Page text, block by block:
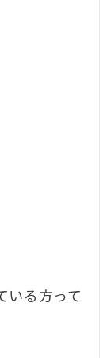
いる方って